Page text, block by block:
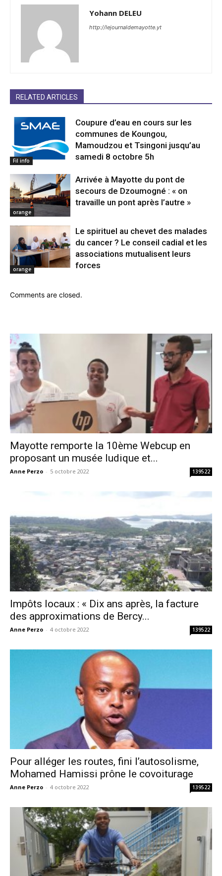
Yohann DELEU
http://lejournaldemayotte.yt
RELATED ARTICLES
Fil info
Coupure d’eau en cours sur les
communes de Koungou,
Mamoudzou et Tsingoni jusqu’au
samedi 8 octobre 5h
orange
Arrivée à Mayotte du pont de
secours de Dzoumogné : « on
travaille un pont après l’autre »
orange
Le spirituel au chevet des malades
du cancer ? Le conseil cadial et les
associations mutualisent leurs
forces
Comments are closed.
Mayotte remporte la 10ème Webcup en
proposant un musée ludique et...
Anne Perzo - 5 octobre 2022 139522
Impôts locaux : « Dix ans après, la facture
des approximations de Bercy...
Anne Perzo - 4 octobre 2022 139522
Pour alléger les routes, fini l’autosolisme,
Mohamed Hamissi prône le covoiturage
Anne Perzo - 4 octobre 2022 139522